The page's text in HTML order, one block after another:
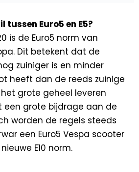
tussen Euro5 en E5?
is de Euro5 norm van
Dit betekent dat de
zuiniger is en minder
heeft dan de reeds zuinige
het grote geheel leveren
een grote bijdrage aan de
worden de regels steeds
een Euro5 Vespa scooter
E10 norm.